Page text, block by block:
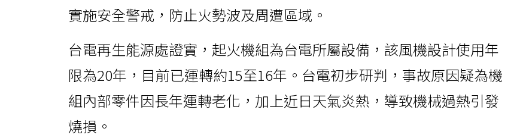
實施安全警戒，防止火勢波及周遭區域。
台電再生能源處證實，起火機組為台電所屬設備，該風機設計使用年
限為20年，目前已運轉約15至16年。台電初步研判，事故原因疑為機
組內部零件因長年運轉老化，加上近日天氣炎熱，導致機械過熱引發
燒損。